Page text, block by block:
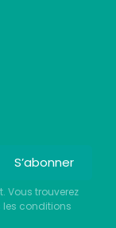
S’abonner
Vous trouverez
conditions